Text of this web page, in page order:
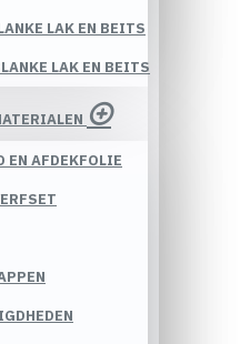
LAK EN BEITS
LAK EN BEITS
EN AFDEKFOLIE